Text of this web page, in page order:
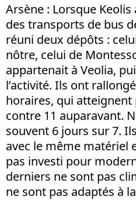
Arsène : Lorsque
des transports de bus
réuni deux dépôts :
nôtre, celui de
appartenait à Veolia,
l’activité. Ils ont
horaires, qui atteignent
contre 11 auparavant.
souvent 6 jours sur 7.
avec le même matériel
pas investi pour
derniers ne sont pas
ne sont pas adaptés à